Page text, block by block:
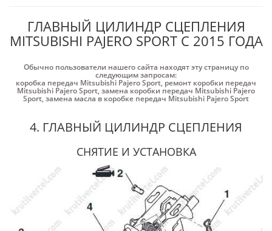
ГЛАВНЫЙ ЦИЛИНДР СЦЕПЛЕНИЯ
MITSUBISHI PAJERO SPORT С 2015 ГОДА
Обычно пользователи нашего сайта находят эту страницу по
следующим запросам:
коробка передач Mitsubishi Pajero Sport, ремонт коробки передач
Mitsubishi Pajero Sport,замена коробки передач Mitsubishi Pajero
Sport,замена масла в коробке передач Mitsubishi Pajero Sport
4. ГЛАВНЫЙ ЦИЛИНДР СЦЕПЛЕНИЯ
СНЯТИЕ И УСТАНОВКА